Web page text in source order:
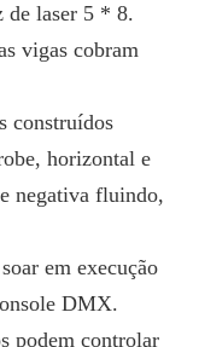
de laser 5 * 8.
vigas cobram
construídos
horizontal e
negativa fluindo,
em execução
DMX.
podem controlar